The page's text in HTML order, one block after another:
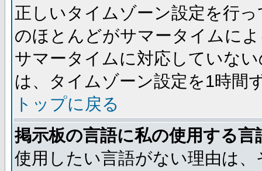
正しいタイムゾーン設定を行
のほとんどがサマータイムに
サマータイムに対応していな
は、タイムゾーン設定を1時間
トップに戻る
掲示板の言語に私の使用する
使用したい言語がない理由は